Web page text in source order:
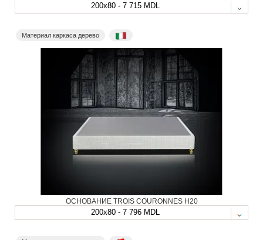
200x80 - 7 715 MDL
Материал каркаса дерево
ОСНОВАНИЕ TROIS COURONNES H20
200x80 - 7 796 MDL